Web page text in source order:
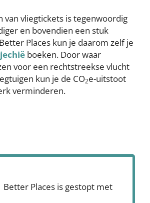
van vliegtickets is tegenwoordig
en bovendien een stuk
Places kun je daarom zelf je
boeken. Door waar
voor een rechtstreekse vlucht
kun je de CO2e-uitstoot
verminderen.
Better Places is gestopt met